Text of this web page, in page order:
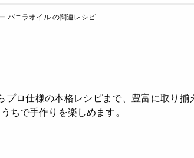
バニラオイル の関連レシピ
ロ仕様の本格レシピまで、豊富に取り
ちで手作りを楽しめます。